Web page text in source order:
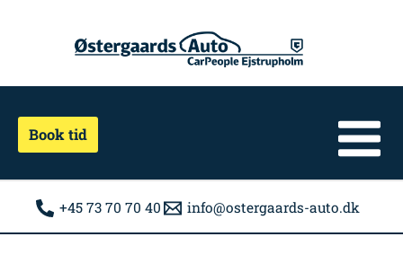
Book tid
+45 73 70 70 40 info@ostergaards-auto.dk